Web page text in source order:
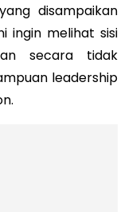
disampaikan
ingin melihat sisi
secara tidak
leadership